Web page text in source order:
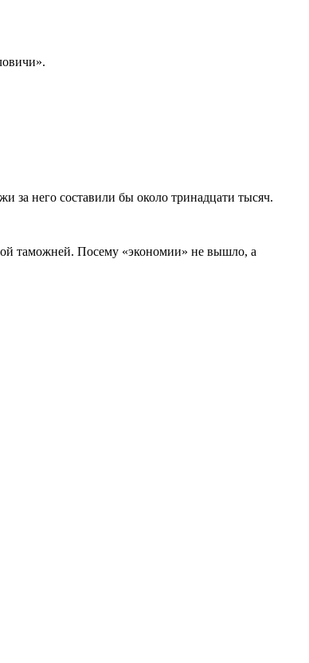
за него составили бы около тринадцати тысяч.
таможней. Посему «экономии» не вышло, а